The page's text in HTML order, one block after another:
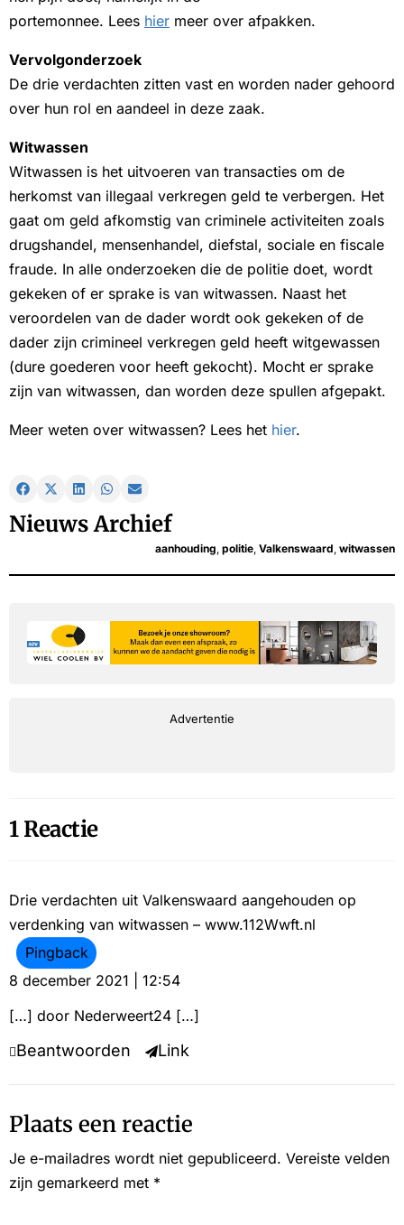
portemonnee. Lees hier meer over afpakken.
Vervolgonderzoek
De drie verdachten zitten vast en worden nader gehoord
over hun rol en aandeel in deze zaak.
Witwassen
Witwassen is het uitvoeren van transacties om de
herkomst van illegaal verkregen geld te verbergen. Het
gaat om geld afkomstig van criminele activiteiten zoals
drugshandel, mensenhandel, diefstal, sociale en fiscale
fraude. In alle onderzoeken die de politie doet, wordt
gekeken of er sprake is van witwassen. Naast het
veroordelen van de dader wordt ook gekeken of de
dader zijn crimineel verkregen geld heeft witgewassen
(dure goederen voor heeft gekocht). Mocht er sprake
zijn van witwassen, dan worden deze spullen afgepakt.
Meer weten over witwassen? Lees het hier.
Nieuws Archief
aanhouding, politie, Valkenswaard, witwassen
Advertentie
1 Reactie
Drie verdachten uit Valkenswaard aangehouden op
verdenking van witwassen – www.112Wwft.nl
Pingback
8 december 2021 | 12:54
[…] door Nederweert24 […]
Beantwoorden Link
Plaats een reactie
Je e-mailadres wordt niet gepubliceerd. Vereiste velden
zijn gemarkeerd met *